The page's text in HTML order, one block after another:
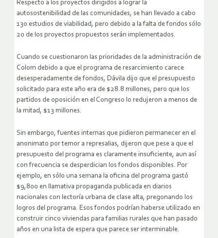
Respecto a los proyectos dirigidos a lograr la
autosostenibilidad de las comunidades, se han llevado a cabo
130 estudios de viabilidad, pero debido a la falta de fondos sólo
20 de los proyectos propuestos serán implementados.
Cuando se cuestionaron las prioridades de la administración de
Colom debido a que el programa de resarcimiento carece
desesperadamente de fondos, Dávila dijo que el presupuesto
solicitado para este año era de $28.8 millones, pero que los
partidos de oposición en el Congreso lo redujeron a menos de
la mitad, $13 millones.
Sin embargo, fuentes internas que pidieron permanecer en el
anonimato por temor a represalias, dijeron que pese a que el
presupuesto del programa es claramente insuficiente, aun así
con frecuencia se desperdician los fondos disponibles. Por
ejemplo, en sólo una semana la oficina del programa gastó
$9,800 en llamativa propaganda publicada en diarios
nacionales con lectoría urbana de clase alta, pregonando los
logros del programa. Esos fondos podrían haberse utilizado en
construir cinco viviendas para familias rurales que han pasado
años en una lista de espera que parece ser interminable.